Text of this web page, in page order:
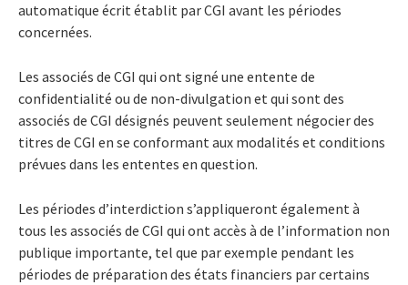
automatique écrit établit par CGI avant les périodes
concernées.
Les associés de CGI qui ont signé une entente de
confidentialité ou de non-divulgation et qui sont des
associés de CGI désignés peuvent seulement négocier des
titres de CGI en se conformant aux modalités et conditions
prévues dans les ententes en question.
Les périodes d’interdiction s’appliqueront également à
tous les associés de CGI qui ont accès à de l’information non
publique importante, tel que par exemple pendant les
périodes de préparation des états financiers par certains